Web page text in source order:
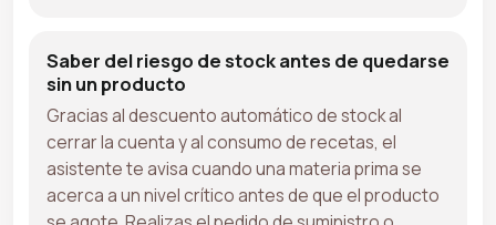
Saber del riesgo de stock antes de quedarse
sin un producto
Gracias al descuento automático de stock al
cerrar la cuenta y al consumo de recetas, el
asistente te avisa cuando una materia prima se
acerca a un nivel crítico antes de que el producto